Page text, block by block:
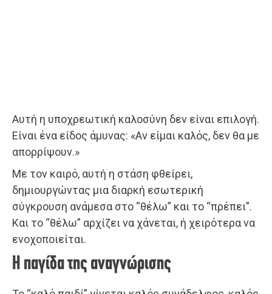
Αυτή η υποχρεωτική καλοσύνη δεν είναι επιλογή.
Είναι ένα είδος άμυνας: «Αν είμαι καλός, δεν θα με
απορρίψουν.»
Με τον καιρό, αυτή η στάση φθείρει,
δημιουργώντας μια διαρκή εσωτερική
σύγκρουση ανάμεσα στο “θέλω” και το “πρέπει”.
Και το “θέλω” αρχίζει να χάνεται, ή χειρότερα να
ενοχοποιείται.
Η παγίδα της αναγνώρισης